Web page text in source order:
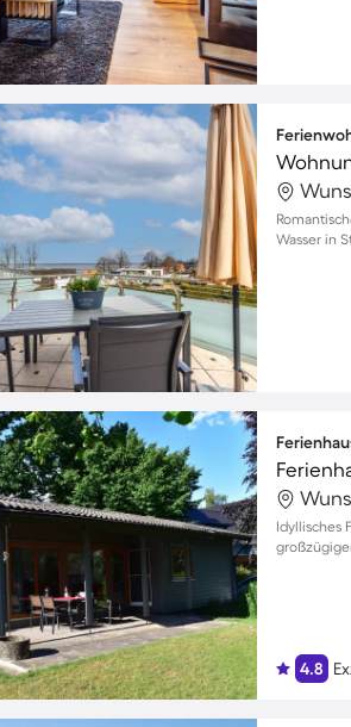
Wasser in
Idyllisches
4.8